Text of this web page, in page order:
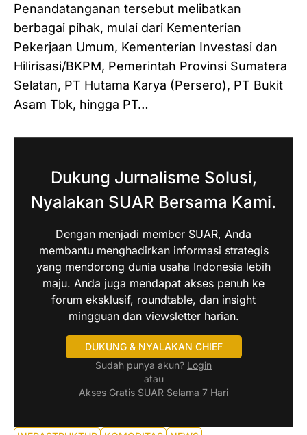
Penandatanganan tersebut melibatkan
berbagai pihak, mulai dari Kementerian
Pekerjaan Umum, Kementerian Investasi dan
Hilirisasi/BKPM, Pemerintah Provinsi Sumatera
Selatan, PT Hutama Karya (Persero), PT Bukit
Asam Tbk, hingga PT…
Dukung Jurnalisme Solusi,
Nyalakan SUAR Bersama Kami.
Dengan menjadi member SUAR, Anda
membantu menghadirkan informasi strategis
yang mendorong dunia usaha Indonesia lebih
maju. Anda juga mendapat akses penuh ke
forum eksklusif, roundtable, dan insight
mingguan dan viewsletter harian.
DUKUNG & NYALAKAN CHIEF
Sudah punya akun? Login
atau
Akses Gratis SUAR Selama 7 Hari